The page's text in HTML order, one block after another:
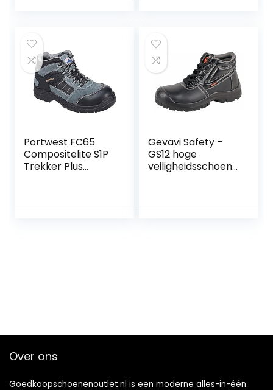
blauw rood groen
36-48 EU
Portwest FC65
Compositelite S1P
Trekker Plus
Gevavi Safety –
GS12 hoge
veiligheidsschoen
Over ons
Goedkoopschoenenoutlet.nl is een moderne alles-in-één